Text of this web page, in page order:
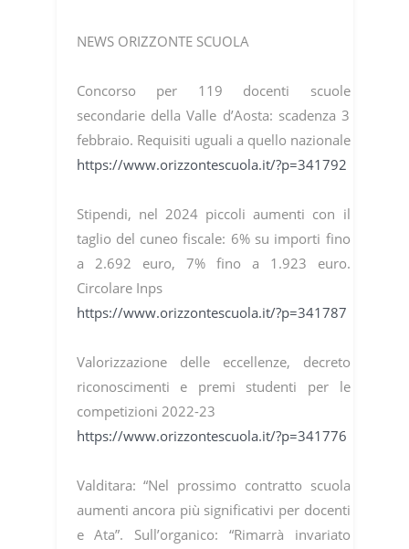
NEWS ORIZZONTE SCUOLA
Concorso per 119 docenti scuole
secondarie della Valle d’Aosta: scadenza 3
febbraio. Requisiti uguali a quello nazionale
https://www.orizzontescuola.it/?p=341792
Stipendi, nel 2024 piccoli aumenti con il
taglio del cuneo fiscale: 6% su importi fino
a 2.692 euro, 7% fino a 1.923 euro.
Circolare Inps
https://www.orizzontescuola.it/?p=341787
Valorizzazione delle eccellenze, decreto
riconoscimenti e premi studenti per le
competizioni 2022-23
https://www.orizzontescuola.it/?p=341776
Valditara: “Nel prossimo contratto scuola
aumenti ancora più significativi per docenti
e Ata”. Sull’organico: “Rimarrà invariato